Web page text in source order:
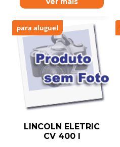
para aluguel
LINCOLN ELETRIC
CV 400 I